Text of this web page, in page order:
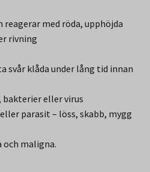
med röda, upphöjda
rivning
svår klåda under lång tid innan
bakterier eller virus
parasit – löss, skabb, mygg
och maligna.